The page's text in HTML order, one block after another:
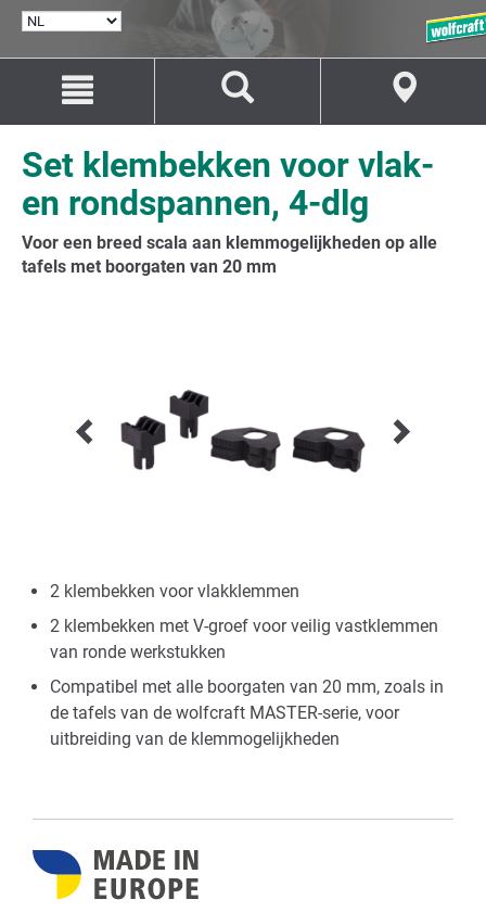
springen
navigatie
springen
Set klembekken voor vlak-
en rondspannen, 4-dlg
Voor een breed scala aan klemmogelijkheden op alle
tafels met boorgaten van 20 mm
2 klembekken voor vlakklemmen
2 klembekken met V-groef voor veilig vastklemmen
van ronde werkstukken
Compatibel met alle boorgaten van 20 mm, zoals in
de tafels van de wolfcraft MASTER-serie, voor
uitbreiding van de klemmogelijkheden